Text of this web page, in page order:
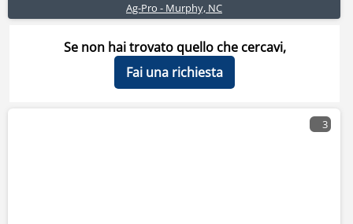
Ag-Pro - Murphy, NC
Se non hai trovato quello che cercavi,
Fai una richiesta
3